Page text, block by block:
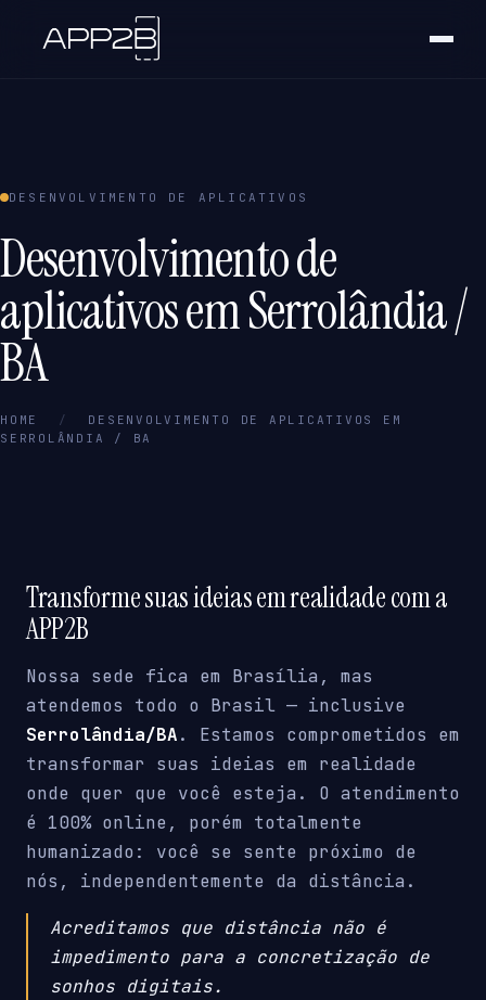
DESENVOLVIMENTO DE APLICATIVOS
Desenvolvimento de
aplicativos em Serrolândia /
BA
HOME /
DESENVOLVIMENTO DE APLICATIVOS EM
SERROLÂNDIA / BA
Transforme suas ideias em realidade com a
APP2B
Nossa sede fica em Brasília, mas
atendemos todo o Brasil — inclusive
Serrolândia/BA. Estamos comprometidos em
transformar suas ideias em realidade
onde quer que você esteja. O atendimento
é 100% online, porém totalmente
humanizado: você se sente próximo de
nós, independentemente da distância.
Acreditamos que distância não é
impedimento para a concretização de
sonhos digitais.